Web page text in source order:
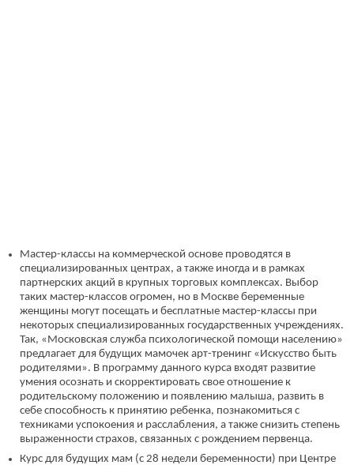
Мастер-классы на коммерческой основе проводятся в
специализированных центрах, а также иногда и в рамках
партнерских акций в крупных торговых комплексах. Выбор
таких мастер-классов огромен, но в Москве беременные
женщины могут посещать и бесплатные мастер-классы при
некоторых специализированных государственных учреждениях.
Так, «Московская служба психологической помощи населению»
предлагает для будущих мамочек арт-тренинг «Искусство быть
родителями». В программу данного курса входят развитие
умения осознать и скорректировать свое отношение к
родительскому положению и появлению малыша, развить в
себе способность к принятию ребенка, познакомиться с
техниками успокоения и расслабления, а также снизить степень
выраженности страхов, связанных с рождением первенца.
Курс для будущих мам (с 28 недели беременности) при Центре